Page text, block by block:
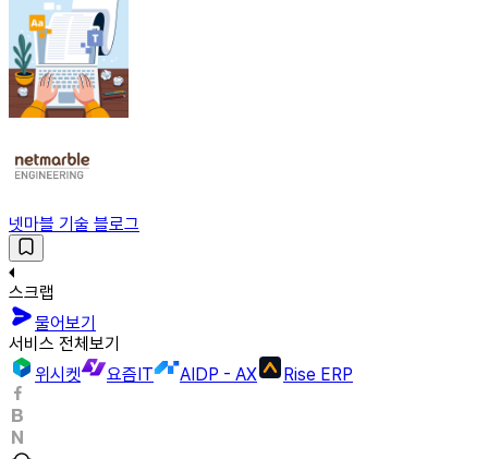
넷마블 기술 블로그
스크랩
물어보기
서비스 전체보기
위시켓
요즘IT AIDP - AX Rise ERP